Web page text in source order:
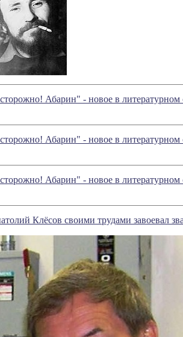
Абарин" - новое в
Абарин" - новое в
Абарин" - новое в
Клёсов своими трудами завоевал